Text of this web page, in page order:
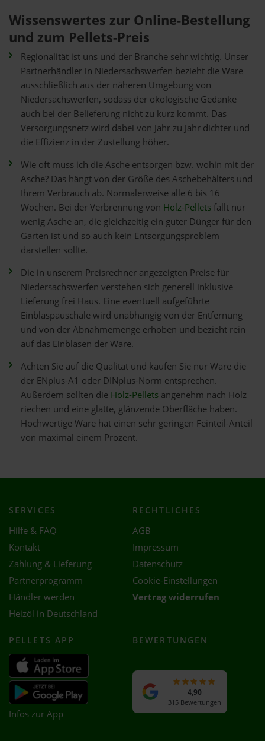
Wissenswertes zur Online-Bestellung
und zum Pellets-Preis
Regionalität ist uns und der Branche sehr wichtig. Unser
Partnerhändler in Niedersachswerfen bezieht die Ware
ausschließlich aus der näheren Umgebung von
Niedersachswerfen, sodass der ökologische Gedanke
auch bei der Belieferung nicht zu kurz kommt. Das
Versorgungsnetz wird dabei von Jahr zu Jahr dichter und
die Effizienz in der Zustellung höher.
Wie oft muss ich die Asche entsorgen bzw. wohin mit der
Asche? Das hängt von der Größe des Aschebehälters und
Ihrem Verbrauch ab. Normalerweise alle 6 bis 16
Wochen. Bei der Verbrennung von Holz-Pelletsfällt nur
wenig Asche an, die gleichzeitig ein guter Dünger für den
Garten ist und so auch kein Entsorgungsproblem
darstellen sollte.
Die in unserem Preisrechner angezeigten Preise für
Niedersachswerfen verstehen sich generell inklusive
Lieferung frei Haus. Eine eventuell aufgeführte
Einblaspauschale wird unabhängig von der Entfernung
und von der Abnahmemenge erhoben und bezieht rein
auf das Einblasen der Ware.
Achten Sie auf die Qualität und kaufen Sie nur Ware die
der ENplus-A1 oder DINplus-Norm entsprechen.
Außerdem sollten die Holz-Pellets angenehm nach Holz
riechen und eine glatte, glänzende Oberfläche haben.
Hochwertige Ware hat einen sehr geringen Feinteil-Anteil
von maximal einem Prozent.
SERVICES
Hilfe & FAQ
Kontakt
Zahlung & Lieferung
Partnerprogramm
Händler werden
Heizöl in Deutschland
RECHTLICHES
AGB
Impressum
Datenschutz
Cookie-Einstellungen
Vertrag widerrufen
PELLETS APP
Infos zur App
BEWERTUNGEN
4,90
315 Bewertungen